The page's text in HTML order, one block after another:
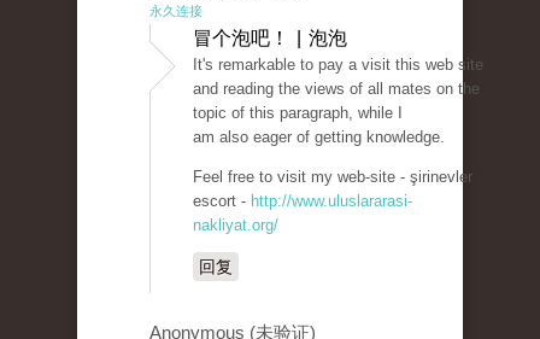
永久连接
冒个泡吧！ | 泡泡
It's remarkable to pay a visit this web site
and reading the views of all mates on the
topic of this paragraph, while I
am also eager of getting knowledge.
Feel free to visit my web-site - şirinevler
escort - http://www.uluslararasi-
nakliyat.org/
回复
Anonymous (未验证)